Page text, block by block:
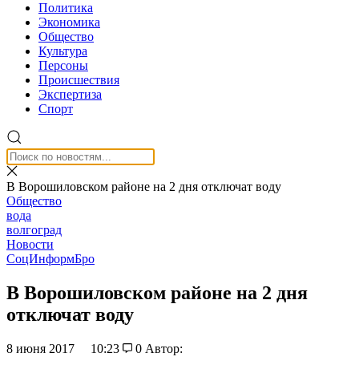
Политика
Экономика
Общество
Культура
Персоны
Происшествия
Экспертиза
Спорт
В Ворошиловском районе на 2 дня отключат воду
Общество
вода
волгоград
Новости
СоцИнформБро
В Ворошиловском районе на 2 дня
отключат воду
8 июня 2017 10:23 0 Автор: